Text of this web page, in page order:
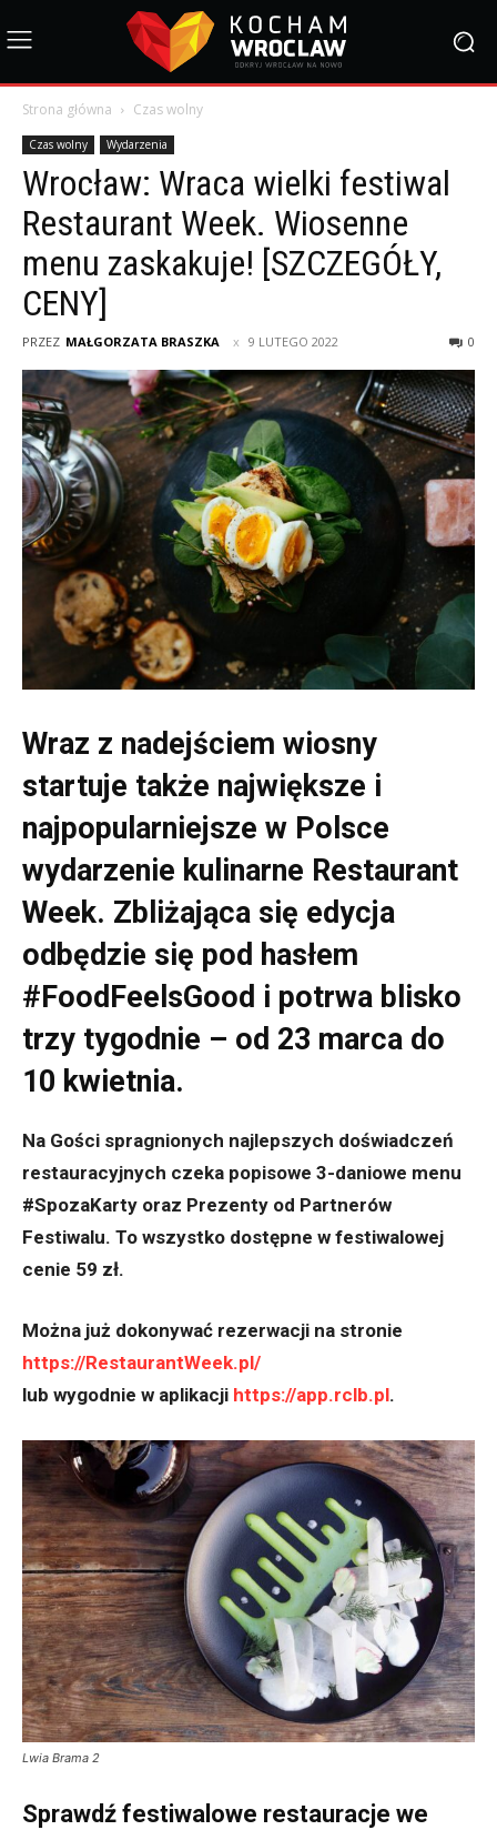
Strona główna Czas wolny
Czas wolny Wydarzenia
Wrocław: Wraca wielki festiwal
Restaurant Week. Wiosenne
menu zaskakuje! [SZCZEGÓŁY,
CENY]
PRZEZ MAŁGORZATA BRASZKA 9 LUTEGO 2022 0
Wraz z nadejściem wiosny
startuje także największe i
najpopularniejsze w Polsce
wydarzenie kulinarne Restaurant
Week. Zbliżająca się edycja
odbędzie się pod hasłem
#FoodFeelsGood i potrwa blisko
trzy tygodnie – od 23 marca do
10 kwietnia.
Na Gości spragnionych najlepszych doświadczeń
restauracyjnych czeka popisowe 3-daniowe menu
#SpozaKarty oraz Prezenty od Partnerów
Festiwalu. To wszystko dostępne w festiwalowej
cenie 59 zł.
Można już dokonywać rezerwacji na stronie
https://RestaurantWeek.pl/
lub wygodnie w aplikacji https://app.rclb.pl.
Lwia Brama 2
Sprawdź festiwalowe restauracje we